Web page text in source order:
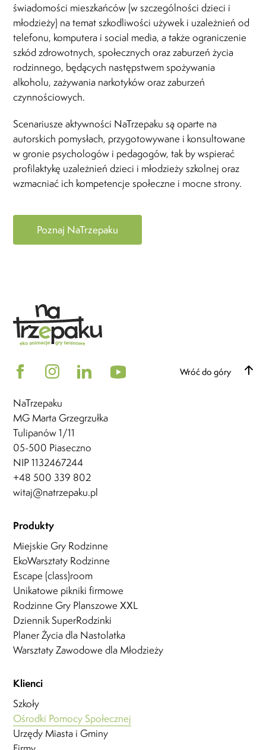
świadomości mieszkańców (w szczególności dzieci i
młodzieży) na temat szkodliwości używek i uzależnień od
telefonu, komputera i social media, a także ograniczenie
szkód zdrowotnych, społecznych oraz zaburzeń życia
rodzinnego, będących następstwem spożywania
alkoholu, zażywania narkotyków oraz zaburzeń
czynnościowych.
Scenariusze aktywności NaTrzepaku są oparte na
autorskich pomysłach, przygotowywane i konsultowane
w gronie psychologów i pedagogów, tak by wspierać
profilaktykę uzależnień dzieci i młodzieży szkolnej oraz
wzmacniać ich kompetencje społeczne i mocne strony.
Poznaj NaTrzepaku
Wróć do góry
NaTrzepaku
MG Marta Grzegrzułka
Tulipanów 1/11
05-500 Piaseczno
NIP 1132467244
+48 500 339 802
witaj@natrzepaku.pl
Produkty
Miejskie Gry Rodzinne
EkoWarsztaty Rodzinne
Escape (class)room
Unikatowe pikniki firmowe
Rodzinne Gry Planszowe XXL
Dziennik SuperRodzinki
Planer Życia dla Nastolatka
Warsztaty Zawodowe dla Młodzieży
Klienci
Szkoły
Ośrodki Pomocy Społecznej
Urzędy Miasta i Gminy